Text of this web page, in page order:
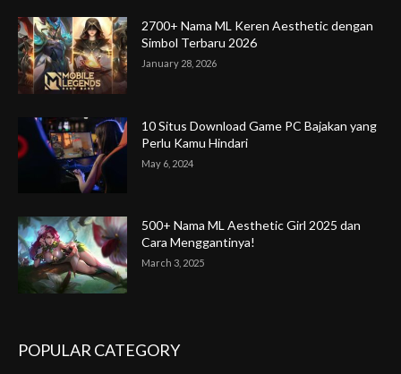
2700+ Nama ML Keren Aesthetic dengan
Simbol Terbaru 2026
January 28, 2026
10 Situs Download Game PC Bajakan yang
Perlu Kamu Hindari
May 6, 2024
500+ Nama ML Aesthetic Girl 2025 dan
Cara Menggantinya!
March 3, 2025
POPULAR CATEGORY